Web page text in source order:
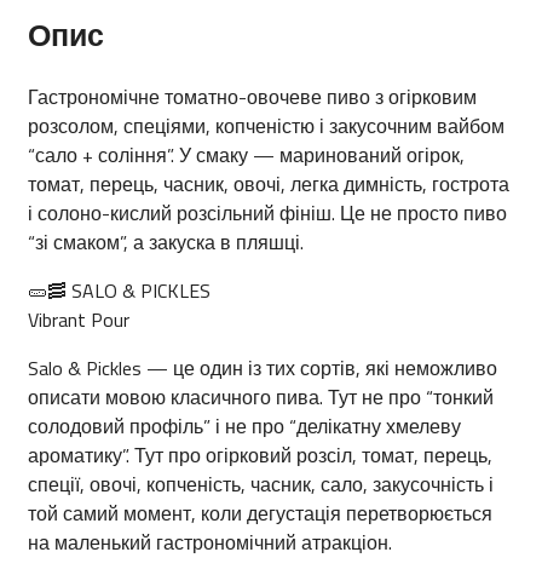
Опис
Гастрономічне томатно-овочеве пиво з огірковим
розсолом, спеціями, копченістю і закусочним вайбом
“сало + соління”. У смаку — маринований огірок,
томат, перець, часник, овочі, легка димність, гострота
і солоно-кислий розсільний фініш. Це не просто пиво
“зі смаком”, а закуска в пляшці.
🥒🥓 SALO & PICKLES
Vibrant Pour
Salo & Pickles — це один із тих сортів, які неможливо
описати мовою класичного пива. Тут не про “тонкий
солодовий профіль” і не про “делікатну хмелеву
ароматику”. Тут про огірковий розсіл, томат, перець,
спеції, овочі, копченість, часник, сало, закусочність і
той самий момент, коли дегустація перетворюється
на маленький гастрономічний атракціон.